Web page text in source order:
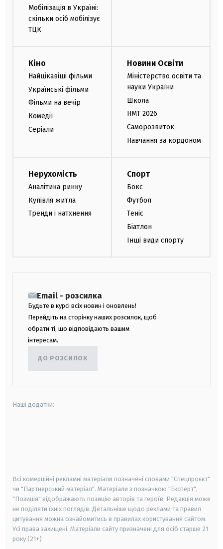
Мобілізація в Україні:
скільки осіб мобілізує
ТЦК
Кіно
Найцікавіші фільми
Українські фільми
Фільми на вечір
Комедії
Серіали
Новини Освіти
Міністерство освіти та
науки України
Школа
НМТ 2026
Саморозвиток
Навчання за кордоном
Нерухомість
Аналітика ринку
Купівля житла
Тренди і натхнення
Спорт
Бокс
Футбол
Теніс
Біатлон
Інші види спорту
Email - розсилка
Будьте в курсі всіх новин і оновлень!
Перейдіть на сторінку наших розсилок, щоб
обрати ті, що відповідають вашим
інтересам.
ДО РОЗСИЛОК
Наші додатки:
Всі комерційні рекламні матеріали позначені словами "Спецпроєкт"
чи "Партнерський матеріал". Матеріали з позначкою "Експерт",
"Позиція" відображають позицію авторів та героїв. Редакція може
не поділяти їхніх поглядів. Детальніше щодо реклами та правил
цитування можна ознайомитись в правилах користування сайтом.
Усі права захищені. Матеріали сайту призначені для осіб старше 21
року (21+)